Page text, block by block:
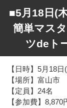
■5月18日(
簡単マス
ツdeト
【日時】5月18
【場所】富山市
【定員】24名
【参加費】8,870